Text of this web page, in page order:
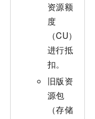
资源额
度
（CU）
进行抵
扣。
旧版资
源包
（存储